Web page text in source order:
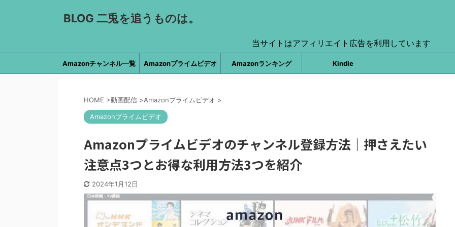
BLOG 二兎を追うものは。
当サイトはアフィリエイト広告を利用しています
Amazonチャンネル一覧 Amazonプライムビデオ Amazonランキング Kindle
HOME >動画配信 >Amazonプライムビデオ >
Amazonプライムビデオ
Amazonプライムビデオのチャンネル登録方法｜押さえたい
注意点3つとお得な利用方法3つを紹介
2024年1月12日